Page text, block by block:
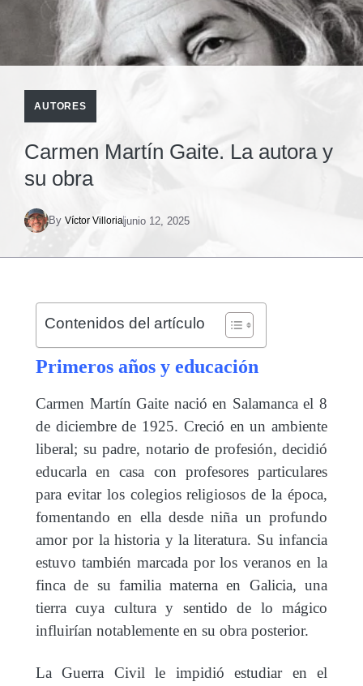
AUTORES
Carmen Martín Gaite. La autora y
su obra
By Víctor Villoriajunio 12, 2025
Contenidos del artículo
Primeros años y educación
Carmen Martín Gaite nació en Salamanca el 8
de diciembre de 1925. Creció en un ambiente
liberal; su padre, notario de profesión, decidió
educarla en casa con profesores particulares
para evitar los colegios religiosos de la época,
fomentando en ella desde niña un profundo
amor por la historia y la literatura. Su infancia
estuvo también marcada por los veranos en la
finca de su familia materna en Galicia, una
tierra cuya cultura y sentido de lo mágico
influirían notablemente en su obra posterior.
La Guerra Civil le impidió estudiar en el